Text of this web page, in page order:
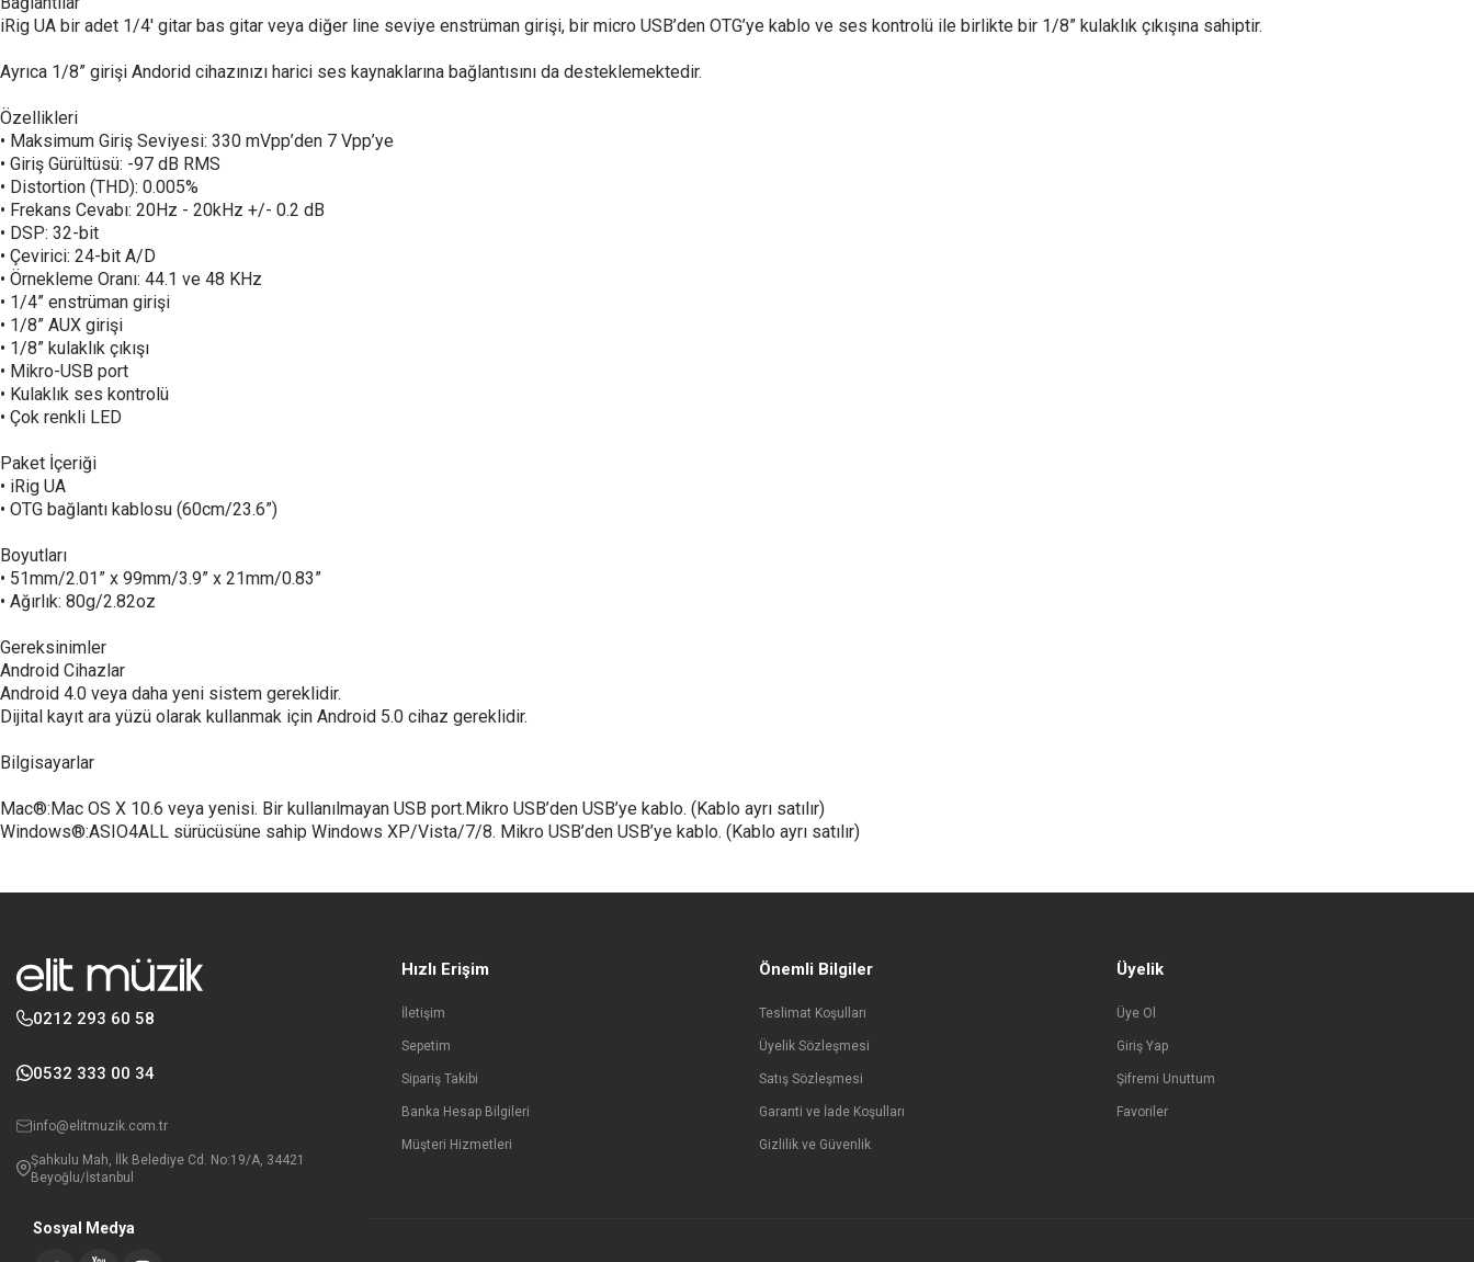
iRig UA bir adet 1/4' gitar bas gitar veya diğer line seviye enstrüman girişi, bir micro USB’den OTG’ye kablo ve ses kontrolü ile birlikte bir 1/8” kulaklık çıkışına sahiptir.
Ayrıca 1/8” girişi Andorid cihazınızı harici ses kaynaklarına bağlantısını da desteklemektedir.
Özellikleri
• Maksimum Giriş Seviyesi: 330 mVpp’den 7 Vpp’ye
• Giriş Gürültüsü: -97 dB RMS
• Distortion (THD): 0.005%
• Frekans Cevabı: 20Hz - 20kHz +/- 0.2 dB
• DSP: 32-bit
• Çevirici: 24-bit A/D
• Örnekleme Oranı: 44.1 ve 48 KHz
• 1/4” enstrüman girişi
• 1/8” AUX girişi
• 1/8” kulaklık çıkışı
• Mikro-USB port
• Kulaklık ses kontrolü
• Çok renkli LED
Paket İçeriği
• iRig UA
• OTG bağlantı kablosu (60cm/23.6”)
Boyutları
• 51mm/2.01” x 99mm/3.9” x 21mm/0.83”
• Ağırlık: 80g/2.82oz
Gereksinimler
Android Cihazlar
Android 4.0 veya daha yeni sistem gereklidir.
Dijital kayıt ara yüzü olarak kullanmak için Android 5.0 cihaz gereklidir.
Bilgisayarlar
Mac®:Mac OS X 10.6 veya yenisi. Bir kullanılmayan USB port.Mikro USB’den USB’ye kablo. (Kablo ayrı satılır)
Windows®:ASIO4ALL sürücüsüne sahip Windows XP/Vista/7/8. Mikro USB’den USB’ye kablo. (Kablo ayrı satılır)
Hızlı Erişim
İletişim
Sepetim
Sipariş Takibi
Banka Hesap Bilgileri
Müşteri Hizmetleri
Önemli Bilgiler
Teslimat Koşulları
Üyelik Sözleşmesi
Satış Sözleşmesi
Garanti ve İade Koşulları
Gizlilik ve Güvenlik
Üyelik
Üye Ol
Giriş Yap
Şifremi Unuttum
Favoriler
0212 293 60 58
0532 333 00 34
info@elitmuzik.com.tr
Şahkulu Mah, İlk Belediye Cd. No:19/A, 34421
Beyoğlu/İstanbul
Sosyal Medya